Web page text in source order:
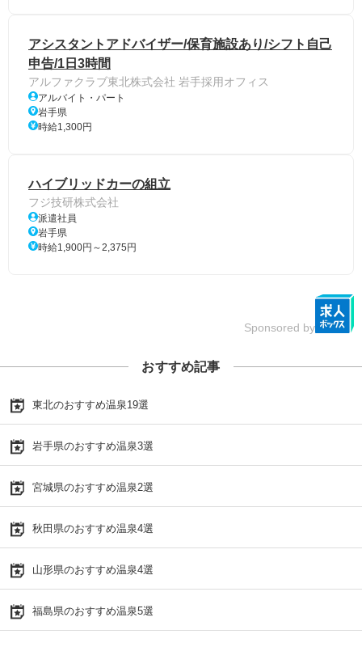
アシスタントアドバイザー/保育施設あり/シフト自己
申告/1日3時間
アルファクラブ東北株式会社 岩手採用オフィス
アルバイト・パート
岩手県
時給1,300円
ハイブリッドカーの組立
フジ技研株式会社
派遣社員
岩手県
時給1,900円～2,375円
Sponsored by
おすすめ記事
東北のおすすめ温泉19選
岩手県のおすすめ温泉3選
宮城県のおすすめ温泉2選
秋田県のおすすめ温泉4選
山形県のおすすめ温泉4選
福島県のおすすめ温泉5選